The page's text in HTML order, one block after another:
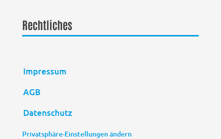
Rechtliches
Impressum
AGB
Datenschutz
Privatsphäre-Einstellungen ändern